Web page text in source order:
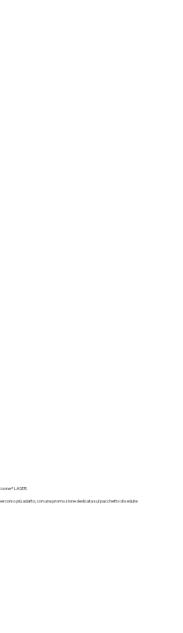
LASER.
più adatto, con una promozione dedicata sul pacchetto di sedute